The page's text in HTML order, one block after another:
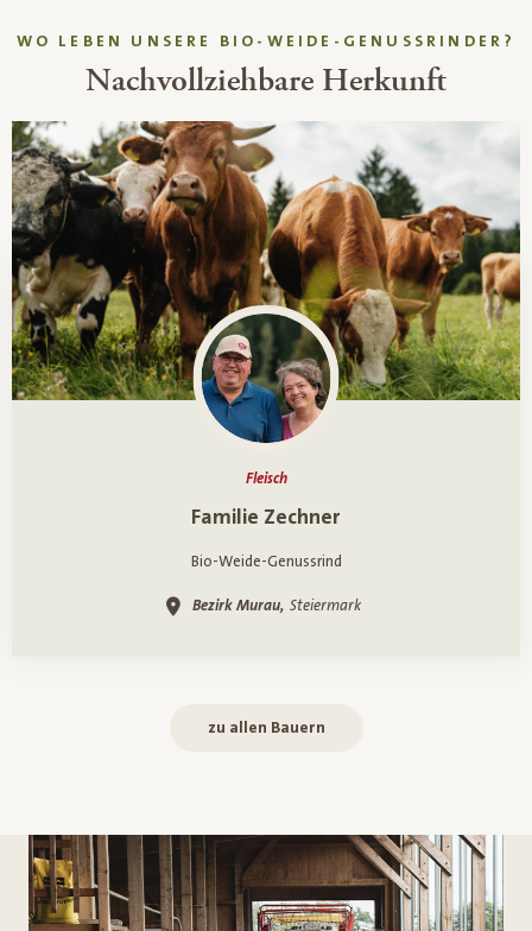
WO LEBEN UNSERE BIO-WEIDE-GENUSSRINDER?
Nachvollziehbare Herkunft
Fleisch
Ein Porträt überFamilie Zechner
Bio-Weide-Genussrind
Bezirk Murau, Steiermark
zu allen Bauern